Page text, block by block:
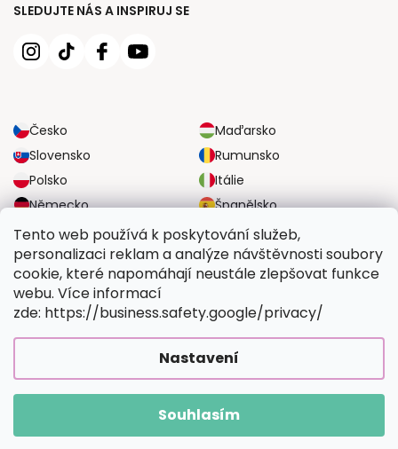
Tento web používá k poskytování služeb,
personalizaci reklam a analýze návštěvnosti soubory
cookie, které napomáhají neustále zlepšovat funkce
webu. Více informací
zde: https://business.safety.google/privacy/
Nastavení
Souhlasím
SLEDUJTE NÁS A INSPIRUJ SE
Česko
Maďarsko
Slovensko
Rumunsko
Polsko
Itálie
Německo
Španělsko
Velká Británie
Rakousko
SPOLEHLIVÉ MOŽNOSTI DOPRAVY
BEZPEČNÉ MOŽNOSTI PLATBY
Vytvořil Shoptet Premium|UpraviloFV STUDIO
Vymalujsisam.cz. Všechna práva vyhrazena.